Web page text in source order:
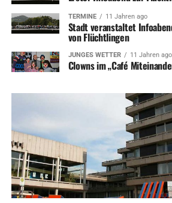
TERMINE 11 Jahren ago
Stadt veranstaltet
von Flüchtlingen
JUNGES WETTER 11 Jahren ago
Clowns im „Café